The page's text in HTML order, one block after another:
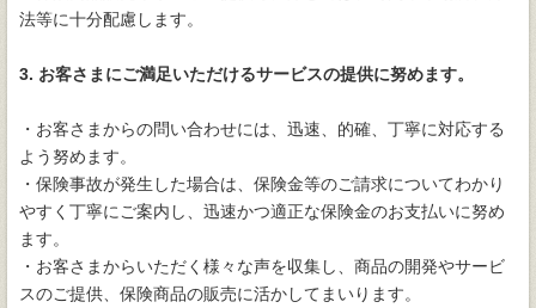
法等に十分配慮します。
3. お客さまにご満足いただけるサービスの提供に努めます。
・お客さまからの問い合わせには、迅速、的確、丁寧に対応する
よう努めます。
・保険事故が発生した場合は、保険金等のご請求についてわかり
やすく丁寧にご案内し、迅速かつ適正な保険金のお支払いに努め
ます。
・お客さまからいただく様々な声を収集し、商品の開発やサービ
スのご提供、保険商品の販売に活かしてまいります。